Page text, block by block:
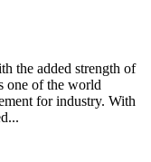
the added strength of
one of the world
for industry. With